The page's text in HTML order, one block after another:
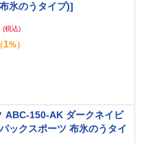
氷のうタイプ)]
(税込)
（1%）
ABC-150-AK ダークネイビ
ックスポーツ 布氷のうタイ